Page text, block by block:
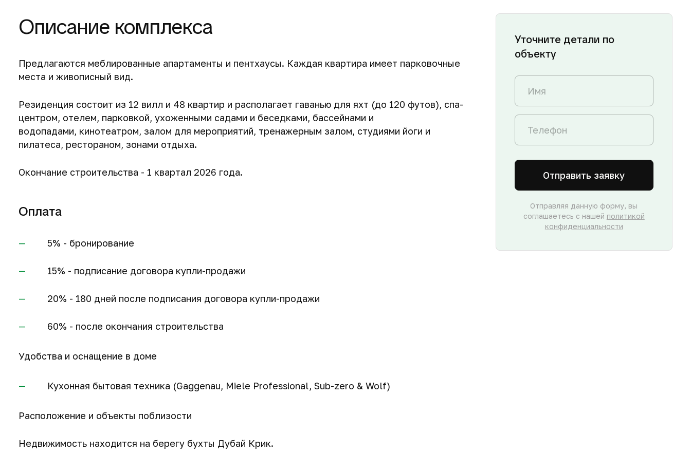
Описание комплекса
Предлагаются меблированные апартаменты и пентхаусы. Каждая квартира имеет парковочные
места и живописный вид.
Резиденция состоит из 12 вилл и 48 квартир и располагает гаванью для яхт (до 120 футов), спа-
центром, отелем, парковкой, ухоженными садами и беседками, бассейнами и
водопадами, кинотеатром, залом для мероприятий, тренажерным залом, студиями йоги и
пилатеса, рестораном, зонами отдыха.
Окончание строительства - 1 квартал 2026 года.
Оплата
5% - бронирование
15% - подписание договора купли-продажи
20% - 180 дней после подписания договора купли-продажи
60% - после окончания строительства
Удобства и оснащение в доме
Кухонная бытовая техника (Gaggenau, Miele Professional, Sub-zero & Wolf)
Расположение и объекты поблизости
Недвижимость находится на берегу бухты Дубай Крик.
Уточните детали по
объекту
Отправить заявку
Отправляя данную форму, вы
соглашаетесь с нашей политикой
конфиденциальности